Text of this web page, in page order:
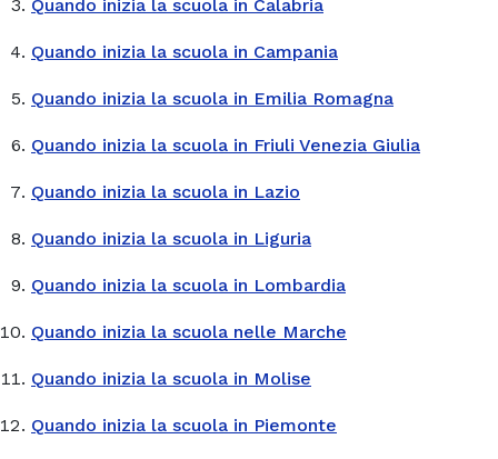
Quando inizia la scuola in Calabria
Quando inizia la scuola in Campania
Quando inizia la scuola in Emilia Romagna
Quando inizia la scuola in Friuli Venezia Giulia
Quando inizia la scuola in Lazio
Quando inizia la scuola in Liguria
Quando inizia la scuola in Lombardia
Quando inizia la scuola nelle Marche
Quando inizia la scuola in Molise
Quando inizia la scuola in Piemonte